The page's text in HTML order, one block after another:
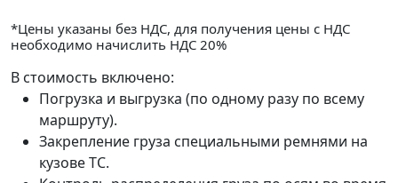
*Цены указаны без НДС, для получения цены с НДС
необходимо начислить НДС 20%
В стоимость включено:
Погрузка и выгрузка (по одному разу по всему
маршруту).
Закрепление груза специальными ремнями на
кузове ТС.